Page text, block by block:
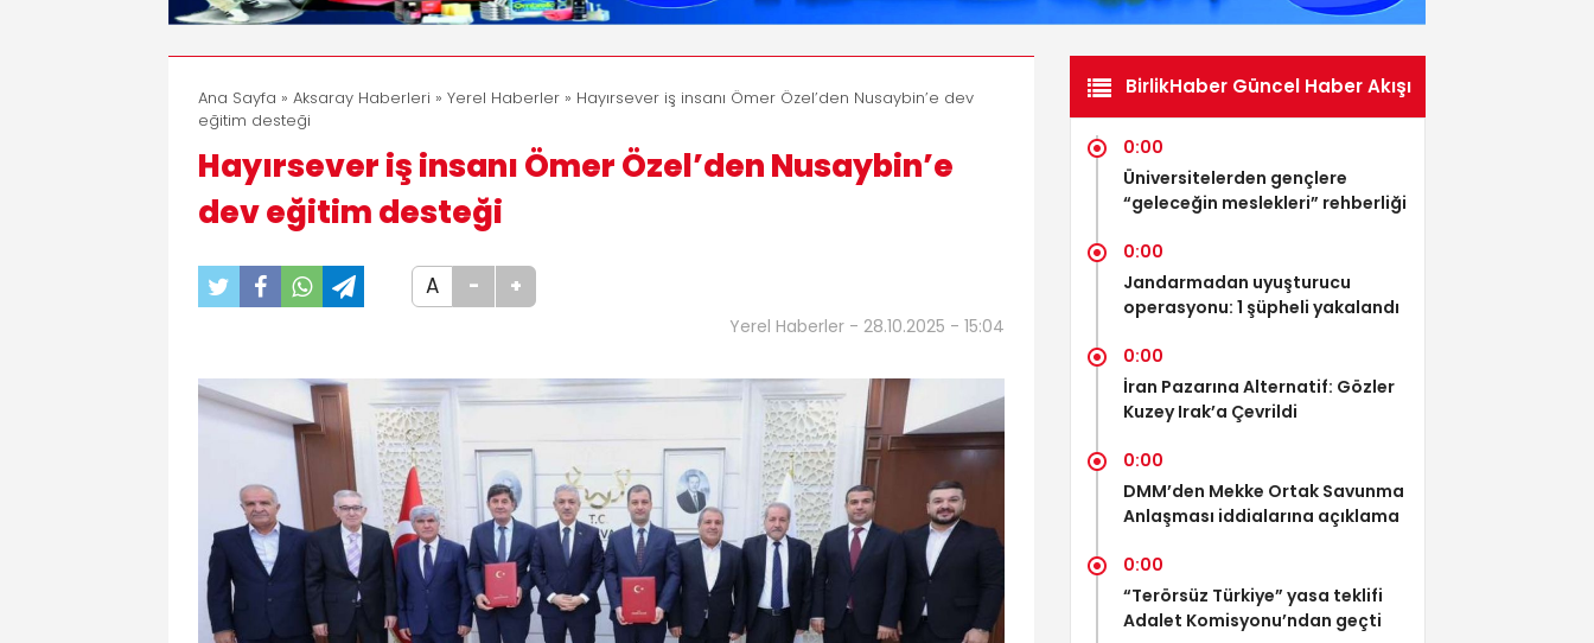
Ana Sayfa » Aksaray Haberleri » Yerel Haberler » Hayırsever iş insanı Ömer Özel’den Nusaybin’e dev
eğitim desteği
Hayırsever iş insanı Ömer Özel’den Nusaybin’e
dev eğitim desteği
A - +
Yerel Haberler - 28.10.2025 - 15:04
BirlikHaber Güncel Haber Akışı
0:00
Üniversitelerden gençlere
“geleceğin meslekleri” rehberliği
0:00
Jandarmadan uyuşturucu
operasyonu: 1 şüpheli yakalandı
0:00
İran Pazarına Alternatif: Gözler
Kuzey Irak’a Çevrildi
0:00
DMM’den Mekke Ortak Savunma
Anlaşması iddialarına açıklama
0:00
“Terörsüz Türkiye” yasa teklifi
Adalet Komisyonu’ndan geçti